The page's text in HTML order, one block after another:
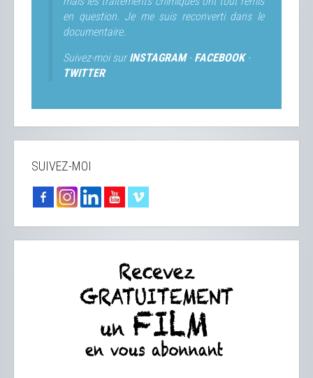
en question. Je me suis reconverti dans le
documentaire.
Suivez-moi surINSTAGRAM- FACEBOOK-
TWITTER
SUIVEZ-MOI